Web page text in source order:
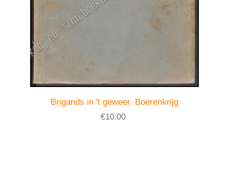
Brigands in 't geweer. Boerenkrijg
€10.00